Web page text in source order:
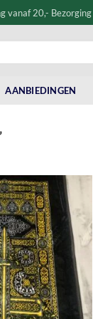
vanaf 20,-
AANBIEDINGEN